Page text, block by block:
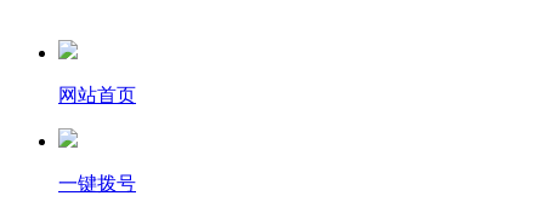
网站首页
一键拨号